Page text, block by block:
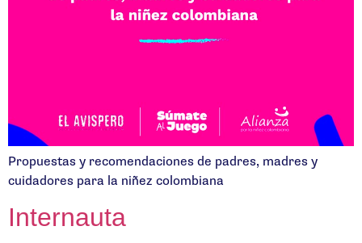
Propuestas y recomendaciones de padres, madres y
cuidadores para la niñez colombiana
Internauta